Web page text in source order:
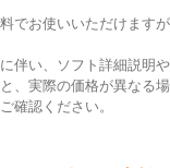
でお使いいただけます
伴い、ソフト詳細説明
、実際の価格が異なる場
確認ください。